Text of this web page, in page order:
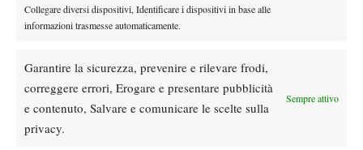
Collegare diversi dispositivi, Identificare i dispositivi in base alle
informazioni trasmesse automaticamente.
Garantire la sicurezza, prevenire e rilevare frodi,
correggere errori, Erogare e presentare pubblicità
e contenuto, Salvare e comunicare le scelte sulla
privacy.
Sempre attivo
News Wta
gioco sospeso